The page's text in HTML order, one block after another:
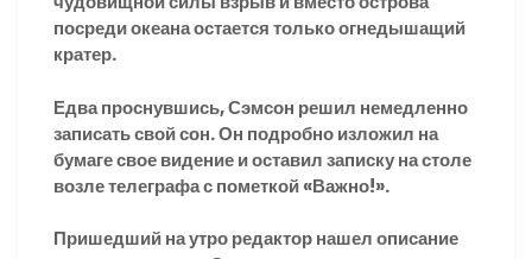
посреди океана остается только огнедышащий
кратер.
Едва проснувшись, Сэмсон решил немедленно
записать свой сон. Он подробно изложил на
бумаге свое видение и оставил записку на столе
возле телеграфа с пометкой «Важно!».
Пришедший на утро редактор нашел описание